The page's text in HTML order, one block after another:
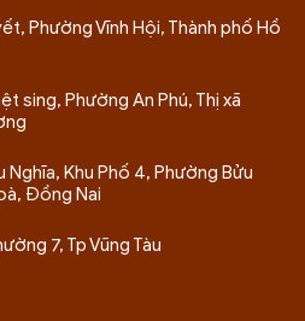
Phường Vĩnh Hội, Thành phố Hồ
sing, Phường An Phú, Thị xã
Nghĩa, Khu Phố 4, Phường Bửu
Đồng Nai
7, Tp Vũng Tàu